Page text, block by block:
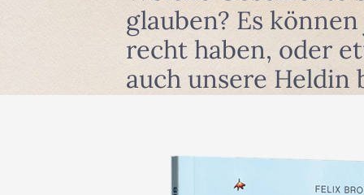
glauben? Es
recht haben, oder
auch unsere Heldin